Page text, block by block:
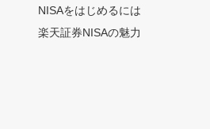
NISAをはじめるには
楽天証券NISAの魅力